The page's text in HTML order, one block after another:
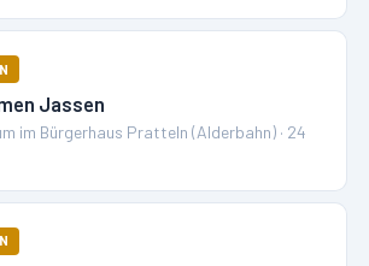
Jassen
im Bürgerhaus Pratteln (Alderbahn) · 24